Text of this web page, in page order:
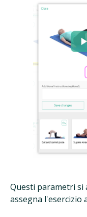
Questi parametri si
assegna l'esercizio